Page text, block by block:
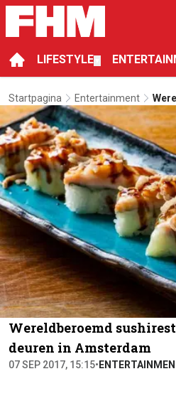
LIFESTYLE
Startpagina Entertainment
Wereldberoemd
deuren in Amsterdam
07 SEP 2017, 15:15•